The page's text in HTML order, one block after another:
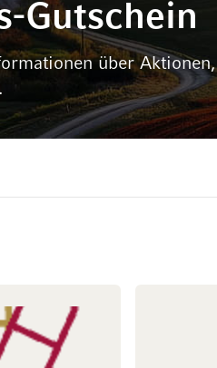
Gutschein
über Aktionen,